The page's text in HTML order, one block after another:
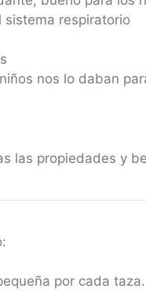
sistema respiratorio
nos lo daban
las propiedades y
por cada taza.